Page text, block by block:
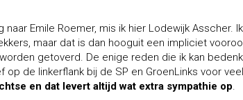
Emile Roemer, mis ik hier Lodewijk Asscher.
maar dat is dan hooguit een impliciet
getoverd. De enige reden die ik kan
de linkerflank bij de SP en GroenLinks voor
en dat levert altijd wat extra sympathie op.